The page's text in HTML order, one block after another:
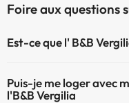
Foire aux questions
Est-ce que l' B&B
Puis-je me loger avec
l'B&B Vergilia